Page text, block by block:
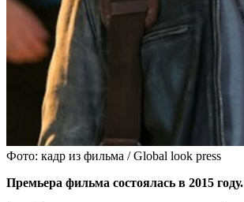
Фото: кадр из фильма / Global look press
Премьера фильма состоялась в 2015 году.